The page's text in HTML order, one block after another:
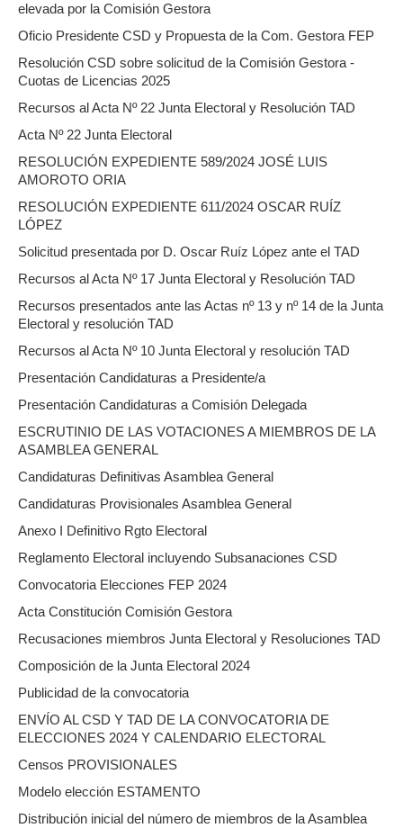
elevada por la Comisión Gestora
Oficio Presidente CSD y Propuesta de la Com. Gestora FEP
Resolución CSD sobre solicitud de la Comisión Gestora -
Cuotas de Licencias 2025
Recursos al Acta Nº 22 Junta Electoral y Resolución TAD
Acta Nº 22 Junta Electoral
RESOLUCIÓN EXPEDIENTE 589/2024 JOSÉ LUIS
AMOROTO ORIA
RESOLUCIÓN EXPEDIENTE 611/2024 OSCAR RUÍZ
LÓPEZ
Solicitud presentada por D. Oscar Ruíz López ante el TAD
Recursos al Acta Nº 17 Junta Electoral y Resolución TAD
Recursos presentados ante las Actas nº 13 y nº 14 de la Junta
Electoral y resolución TAD
Recursos al Acta Nº 10 Junta Electoral y resolución TAD
Presentación Candidaturas a Presidente/a
Presentación Candidaturas a Comisión Delegada
ESCRUTINIO DE LAS VOTACIONES A MIEMBROS DE LA
ASAMBLEA GENERAL
Candidaturas Definitivas Asamblea General
Candidaturas Provisionales Asamblea General
Anexo I Definitivo Rgto Electoral
Reglamento Electoral incluyendo Subsanaciones CSD
Convocatoria Elecciones FEP 2024
Acta Constitución Comisión Gestora
Recusaciones miembros Junta Electoral y Resoluciones TAD
Composición de la Junta Electoral 2024
Publicidad de la convocatoria
ENVÍO AL CSD Y TAD DE LA CONVOCATORIA DE
ELECCIONES 2024 Y CALENDARIO ELECTORAL
Censos PROVISIONALES
Modelo elección ESTAMENTO
Distribución inicial del número de miembros de la Asamblea